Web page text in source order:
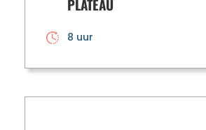
PLATEAU
8 uur